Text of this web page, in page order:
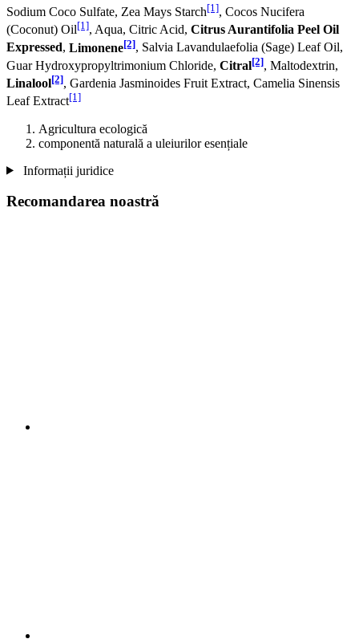
Sodium Coco­ Sulfate, Zea Mays Starch[1], Cocos Nucifera
(Coconut) Oil[1], Aqua, Citric Acid, Citrus Aurantifolia Peel Oil
Expressed, Limonene[2], Salvia Lavandulaefolia (Sage) Leaf Oil,
Guar Hydroxypropyltrimonium Chloride, Citral[2], Maltodextrin,
Linalool[2], Gardenia Jasminoides Fruit Extract, Camelia Sinensis
Leaf Extract[1]
Agricultura ecologică
componentă naturală a uleiurilor esențiale
Informații juridice
Recomandarea noastră